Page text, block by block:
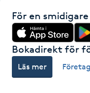
M
Makeup
Manikyr & Pedikyr
För en
Bokadirekt för
Läs mer